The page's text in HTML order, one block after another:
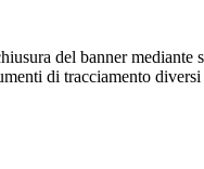
del banner
di tracciamento